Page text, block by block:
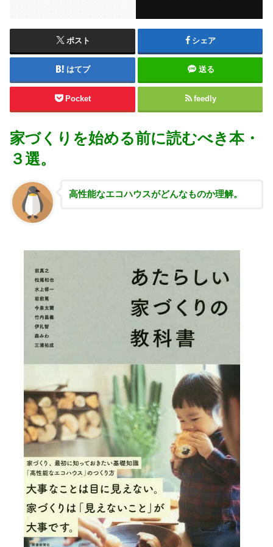
ポスト シェア
はてブ 送る
Pocket feedly
家づくりを始める前に読むべき本・
３選。
高性能なエコハウスがどんなものか理解。